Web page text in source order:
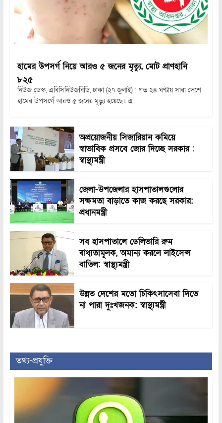
হামের উপসর্গ নিয়ে আরও ৫ জনের মৃত্যু, মোট প্রাণহানি
৮২৫
নিউজ ডেস্ক, এবিসিনিউজবিডি, ঢাকা (২৭ জুলাই) : গত ২৪ ঘণ্টায় সারা দেশে
হামের উপসর্গে আরও ৫ জনের মৃত্যু হয়েছে। এ
অপ্রয়োজনীয় সিজারিয়ান কমিয়ে
স্বাভাবিক প্রসবে জোর দিচ্ছে সরকার :
স্বাস্থ্যমন্ত্রী
জেলা-উপজেলার হাসপাতালগুলোর
সক্ষমতা বাড়াতে কাজ করছে সরকার:
প্রধানমন্ত্রী
সব হাসপাতালে ডেলিভারি রুম
বাধ্যতামূলক, অমান্য করলে লাইসেন্স
বাতিল: স্বাস্থ্যমন্ত্রী
উন্নত দেশের মতো চিকিৎসাসেবা দিতে
না পারা দুঃখজনক: স্বাস্থ্যমন্ত্রী
তথ্য-প্রযুক্তি